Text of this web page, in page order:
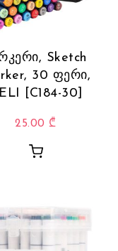
Sketch
30 ფერი,
[C184-30]
25.00 ₾